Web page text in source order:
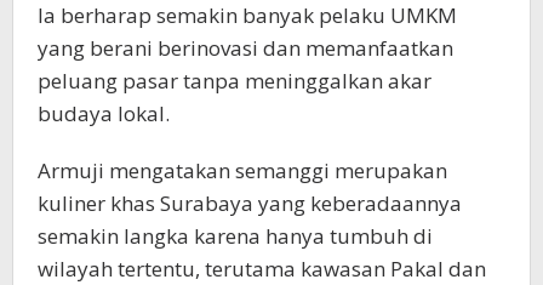
Ia berharap semakin banyak pelaku UMKM
yang berani berinovasi dan memanfaatkan
peluang pasar tanpa meninggalkan akar
budaya lokal.
Armuji mengatakan semanggi merupakan
kuliner khas Surabaya yang keberadaannya
semakin langka karena hanya tumbuh di
wilayah tertentu, terutama kawasan Pakal dan